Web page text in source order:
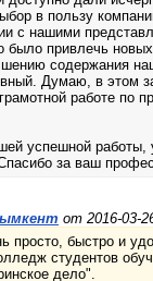
в пользу
с нашими
было привлечь
содержания
Думаю, в этом
работе по
успешной работы,
за ваш
от 2016-03-
просто, быстро и
студентов
дело".